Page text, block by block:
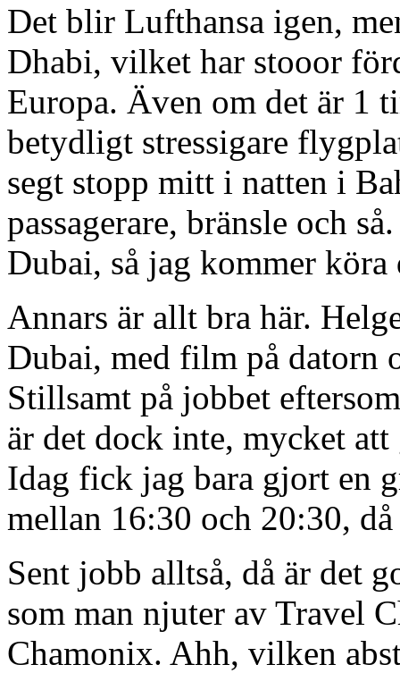
Det blir Lufthansa igen,
Dhabi, vilket har stooor
Europa. Även om det är 1
betydligt stressigare
segt stopp mitt i natten i
passagerare, bränsle och
Dubai, så jag kommer köra
Annars är allt bra här.
Dubai, med film på datorn
Stillsamt på jobbet
är det dock inte, mycket
Idag fick jag bara gjort en
mellan 16:30 och 20:30,
Sent jobb alltså, då är det
som man njuter av Travel
Chamonix. Ahh, vilken